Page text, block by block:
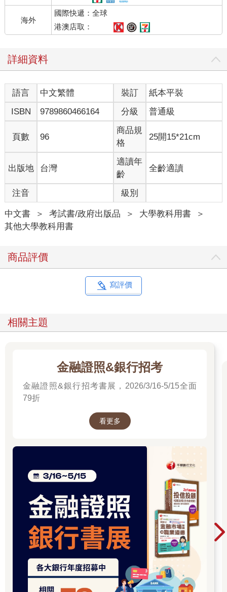
海外
國際快遞：全球
港澳店取：
詳細資料
語言 中文繁體 裝訂
紙本平裝
ISBN
9789860466164 分級 普通級
頁數 96
商品規
格
25開15*21cm
出版地 台灣
適讀年
齡
全齡適讀
注音 級別
中文書 ＞ 考試書/政府出版品 ＞ 大學教科用書
＞
其他大學教科用書
商品評價
寫評價
相關主題
金融證照&銀行招考
金融證照&銀行招考書展，2026/3/16-5/15全面
79折
看更多